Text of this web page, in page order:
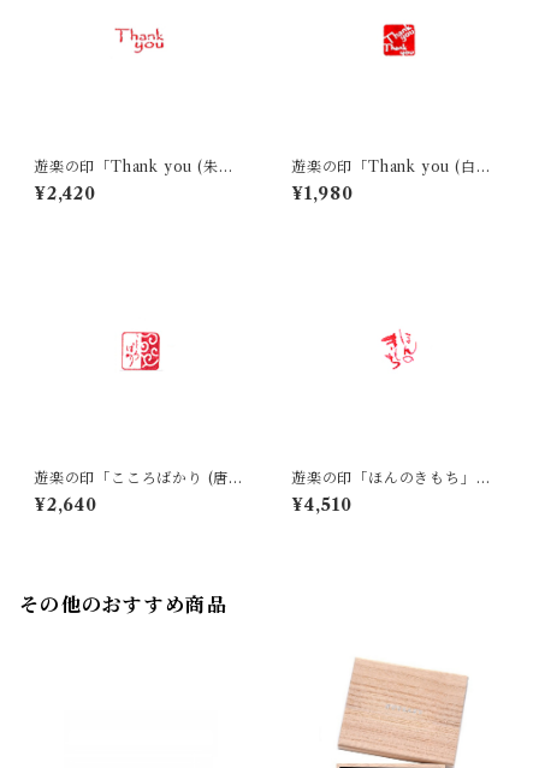
遊楽の印「Thank you (朱
文)」｜ 工房 蓮
¥2,420
遊楽の印「Thank you (白
文)」｜ 工房 蓮
¥1,980
遊楽の印「こころばかり (唐
草)」｜ 工房 蓮
¥2,640
遊楽の印「ほんのきもち」｜
工房 蓮
¥4,510
その他のおすすめ商品